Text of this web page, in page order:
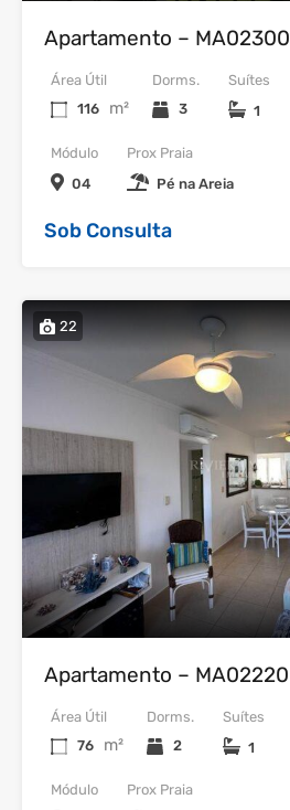
Apartamento – MA02300
Dorms.
3
Área Útil
116
m²
Suítes
1
Módulo
04
Prox Praia
Pé na Areia
Sob Consulta
22
Apartamento – MA02220
Dorms.
2
Área Útil
76
m²
Suítes
1
Módulo
Prox Praia